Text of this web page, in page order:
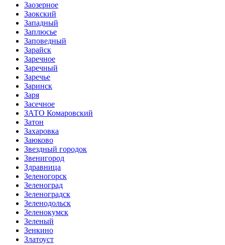
Заозерное
Заокский
Западный
Заплюсье
Заповедный
Зарайск
Заречное
Заречный
Заречье
Заринск
Заря
Засечное
ЗАТО Комаровский
Затон
Захаровка
Заюково
Звездный городок
Звенигород
Здравница
Зеленогорск
Зеленоград
Зеленоградск
Зеленодольск
Зеленокумск
Зеленый
Зенкино
Златоуст